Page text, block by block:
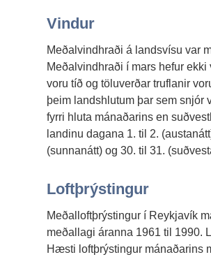
Vindur
Meðalvindhraði á landsvísu var
Meðalvindhraði í mars hefur
voru tíð og töluverðar truflanir
þeim landshlutum þar sem
fyrri hluta mánaðarins en
landinu dagana 1. til 2.
(sunnanátt) og 30. til 31.
Loftþrýstingur
Meðalloftþrýstingur í Reykjavík
meðallagi áranna 1961 til 1990.
Hæsti loftþrýstingur mánaðarins